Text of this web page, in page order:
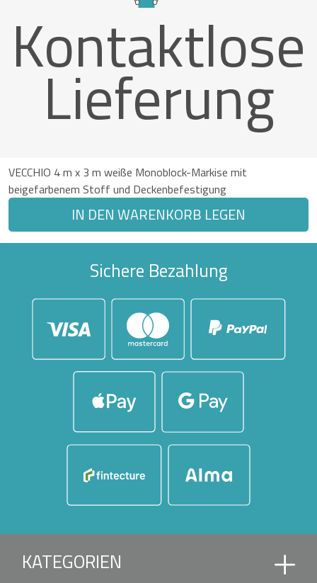
Kontaktlose
Lieferung
VECCHIO 4 m x 3 m weiße Monoblock-Markise mit
beigefarbenem Stoff und Deckenbefestigung
IN DEN WARENKORB LEGEN
Sichere Bezahlung
KATEGORIEN